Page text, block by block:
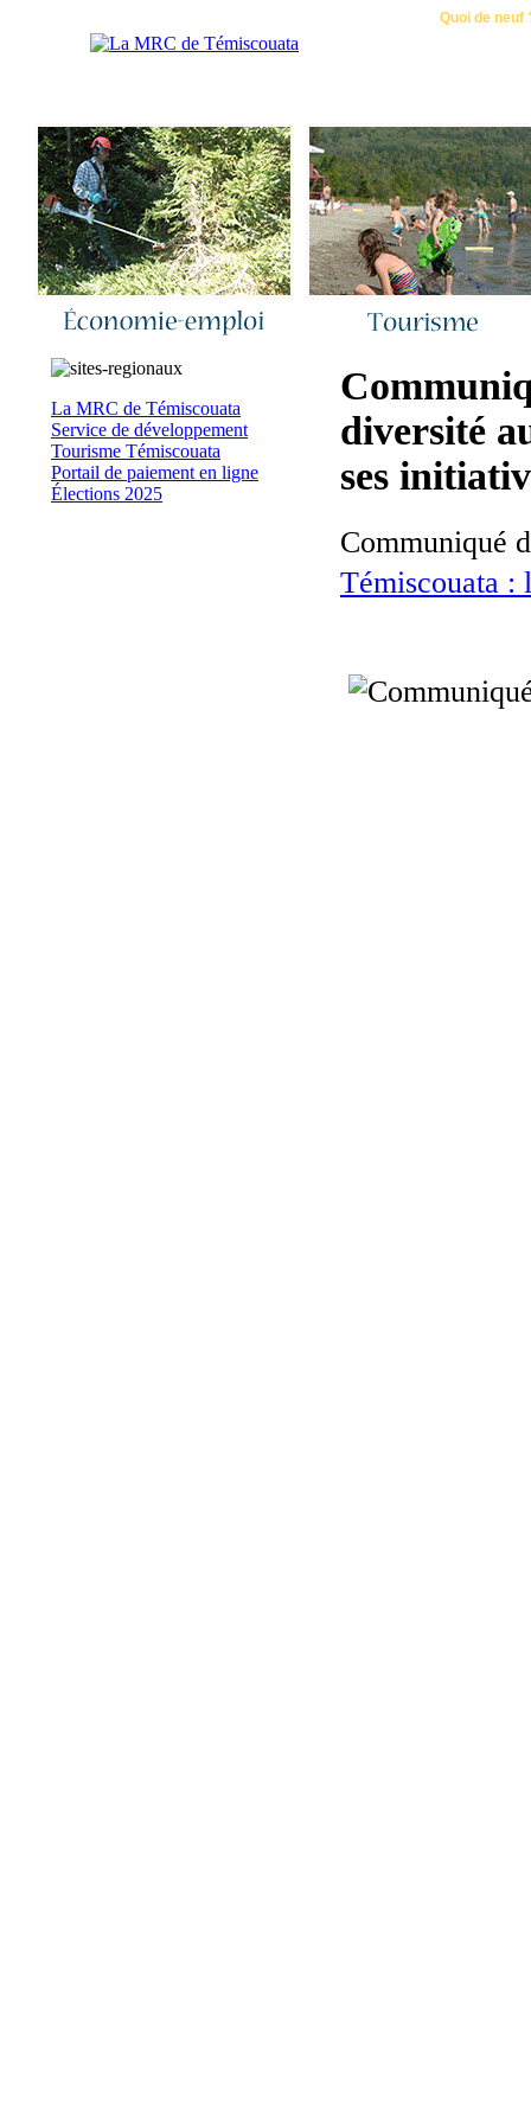
Quoi de neuf
La MRC de Témiscouata
Service de développement
Tourisme Témiscouata
Portail de paiement en ligne
Élections 2025
diversité
ses
Communiqué
Témiscouata :